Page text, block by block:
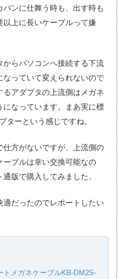
ンに仕舞う時も、出す時も
上に長いケーブルって嫌
からパソコンへ接続する下流
なっていて変えられないので
アダプタの上流側はメガネ
になっています。まあ実に標
ターという感じですね。
仕方がないですが、上流側の
ーブルは幸い交換可能なの
版で購入してみました。
だったのでレポートしたい
トメガネケーブルKB-DM2S-